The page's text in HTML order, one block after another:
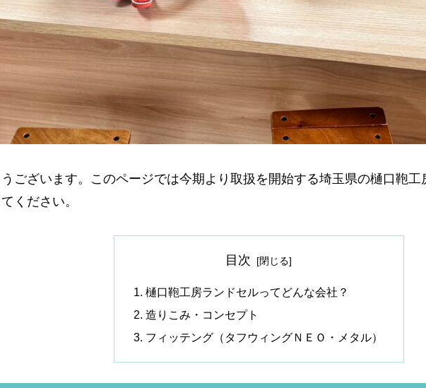
ございます。このページでは今期より取扱を開始する埼玉県の樋口鞄
ください。
目次
樋口鞄工房ランドセルってどんな会社？
造りこみ・コンセプト
フィッテング（タフウィングＮＥＯ・メタル）